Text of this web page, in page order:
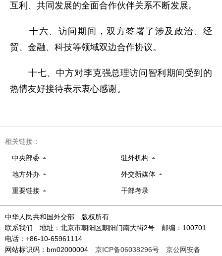
互利、共同发展的全面合作伙伴关系不断发展。
十六、访问期间，双方签署了涉及政治、经
贸、金融、科技等领域双边合作协议。
十七、中方对李克强总理访问智利期间受到的
热情友好接待表示衷心感谢。
相关链接：
中央部委 驻外机构
地方外办 外交新媒体
重要链接 干部考录
中华人民共和国外交部 版权所有
联系我们 地址：北京市朝阳区朝阳门南大街2号 邮编：100701
电话：+86-10-65961114
网站标识码：bm02000004 京ICP备06038296号 京公网安备